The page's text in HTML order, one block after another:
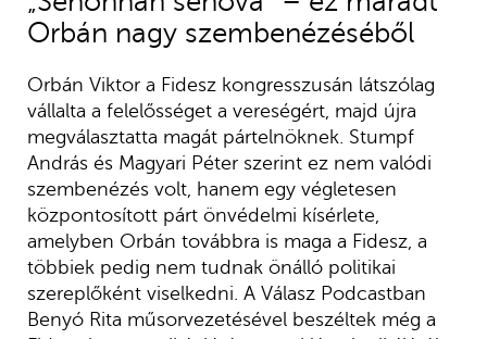
Orbán nagy szembenézéséből
Orbán Viktor a Fidesz kongresszusán látszólag
vállalta a felelősséget a vereségért, majd újra
megválasztatta magát pártelnöknek. Stumpf
András és Magyari Péter szerint ez nem valódi
szembenézés volt, hanem egy végletesen
központosított párt önvédelmi kísérlete,
amelyben Orbán továbbra is maga a Fidesz, a
többiek pedig nem tudnak önálló politikai
szereplőként viselkedni. A Válasz Podcastban
Benyó Rita műsorvezetésével beszéltek még a